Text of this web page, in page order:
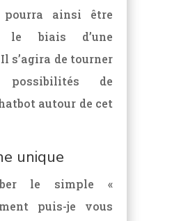
pourra ainsi être
biais d’une
s’agira de tourner
de
autour de cet
unique
le simple «
puis-je vous